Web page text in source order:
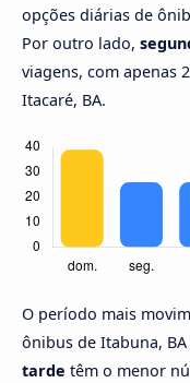
opções diárias de
Por outro lado,
viagens, com apenas
Itacaré, BA.
O período mais
ônibus de Itabuna,
tarde têm o menor